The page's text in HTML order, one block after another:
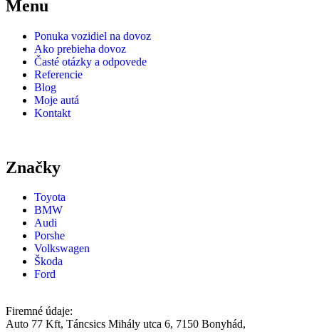
Menu
Ponuka vozidiel na dovoz
Ako prebieha dovoz
Časté otázky a odpovede
Referencie
Blog
Moje autá
Kontakt
Značky
Toyota
BMW
Audi
Porshe
Volkswagen
Škoda
Ford
Firemné údaje:
Auto 77 Kft, Táncsics Mihály utca 6, 7150 Bonyhád,